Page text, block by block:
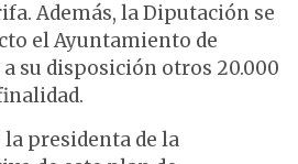
Además, la Diputación se
el Ayuntamiento de
su disposición otros 20.000
presidenta de la